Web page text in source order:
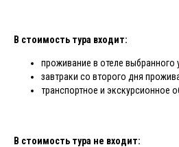
В стоимость тура входит:
проживание в отеле выбранного
завтраки со второго дня
транспортное и экскурсионное
В стоимость тура не входит: